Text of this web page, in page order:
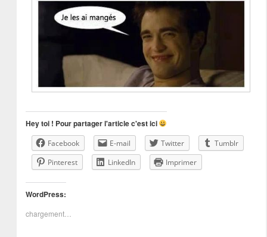
Hey toi ! Pour partager l'article c'est ici
Facebook E-mail Twitter
Tumblr
Pinterest
LinkedIn Imprimer
WordPress:
chargement…